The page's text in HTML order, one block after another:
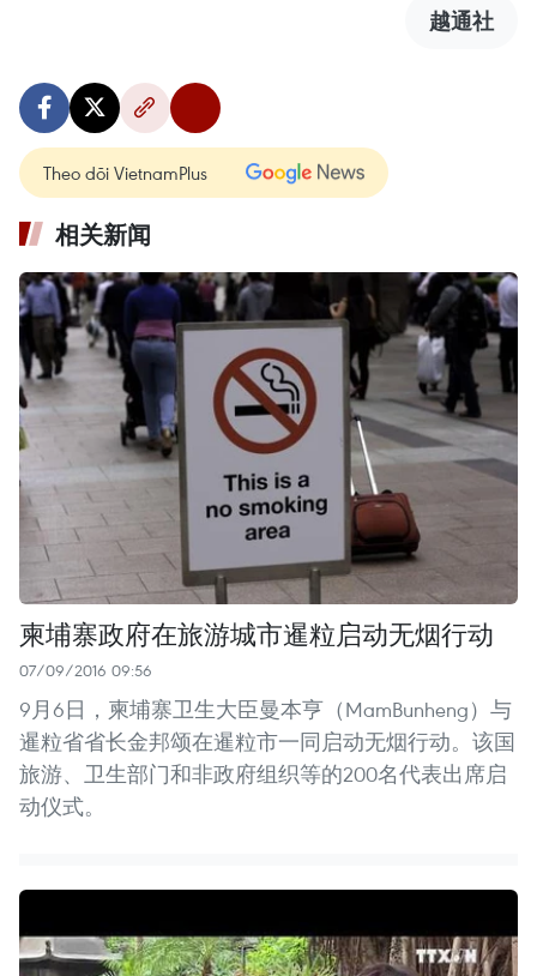
越通社
Theo dõi VietnamPlus
相关新闻
柬埔寨政府在旅游城市暹粒启动无烟行动
07/09/2016 09:56
9月6日，柬埔寨卫生大臣曼本亨（MamBunheng）与
暹粒省省长金邦颂在暹粒市一同启动无烟行动。该国
旅游、卫生部门和非政府组织等的200名代表出席启
动仪式。